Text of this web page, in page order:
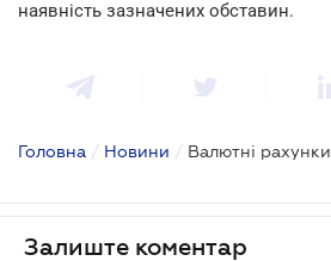
наявність зазначених обставин.
Головна / Новини / Валютні рахунки
Залиште коментар